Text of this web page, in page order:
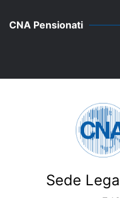
CNA Pensionati
Sede